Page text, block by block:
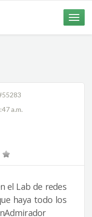
Toggle
a.m.
el Lab de redes
haya todo los